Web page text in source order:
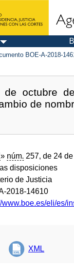
BOE-A-2018-
de octubre
de
» núm. 257, de 24
disposiciones
de Justicia
2018-14610
www.boe.es/eli/es/
XML